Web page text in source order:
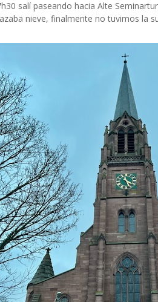
salí paseando hacia Alte
nieve, finalmente no tuvimos la